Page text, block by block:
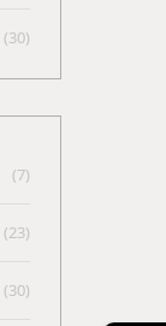
(30)
(7)
(23)
(30)